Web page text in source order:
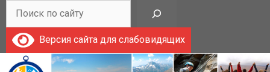
содержимомуВерсия сайта для слабовидящих